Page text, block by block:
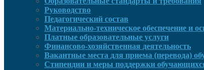
Руководcтво
Педагогический состав
Материально-техническое обеспечение и
Платные образовательные услуги
Финансово-хозяйственная деятельность
Вакантные места для приема (перевода)
Стипендии и меры поддержки